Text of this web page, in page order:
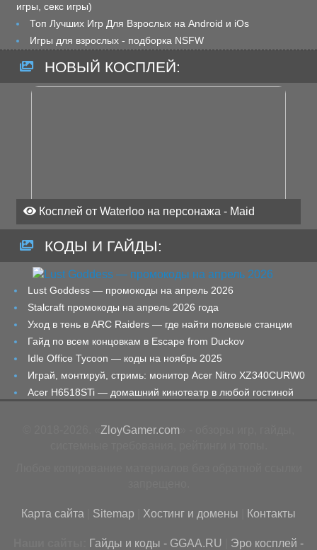
игры, секс игры)
Топ Лучших Игр Для Взрослых на Android и iOs
Игры для взрослых - подборка NSFW
НОВЫЙ КОСПЛЕЙ:
Косплей от Waterloo на персонажа - Maid
КОДЫ И ГАЙДЫ:
Lust Goddess — промокоды на апрель 2026
Stalcraft промокоды на апрель 2026 года
Уход в тень в ARC Raiders — где найти полевые станции
Гайд по всем концовкам в Escape from Duckov
Idle Office Tycoon — коды на ноябрь 2025
Играй, монтируй, стримь: монитор Acer Nitro XZ340CURW0
Acer H6518STi — домашний кинотеатр в любой гостиной
ZloyGamer.com
Карта сайта Sitemap Хостинг и домены Контакты
Гайды и коды - GGAA.RU Эро косплей -